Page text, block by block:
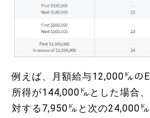
例えば、月額給与12,000㌦の
所得が144,000㌦とした場合
対する7,950㌦と次の24,000